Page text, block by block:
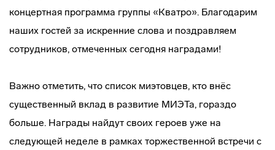
концертная программа группы «Кватро». Благодарим
наших гостей за искренние слова и поздравляем
сотрудников, отмеченных сегодня наградами!
Важно отметить, что список миэтовцев, кто внёс
существенный вклад в развитие МИЭТа, гораздо
больше. Награды найдут своих героев уже на
следующей неделе в рамках торжественной встречи с